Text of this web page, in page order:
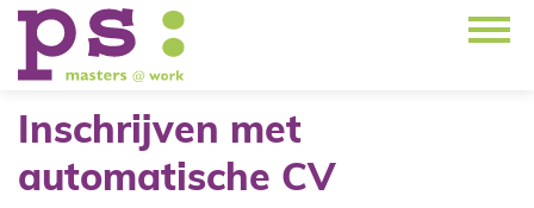
Inschrijven met
automatische CV